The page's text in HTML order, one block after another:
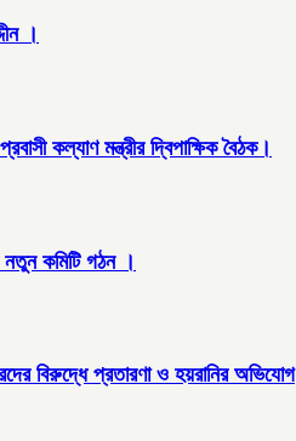
।
কল্যাণ মন্ত্রীর দ্বিপাক্ষিক বৈঠক।
নতুন কমিটি গঠন ।
বিরুদ্ধে প্রতারণা ও হয়রানির অভিযোগ